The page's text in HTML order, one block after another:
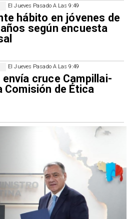
El Jueves Pasado A Las 9:49
hábito en jóvenes de
según encuesta
El Jueves Pasado A Las 9:49
envía cruce Campillai-
Comisión de Ética